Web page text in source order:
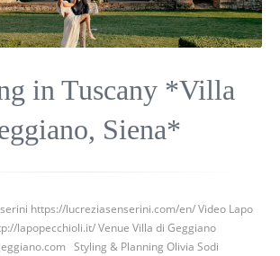
in Tuscany *Villa
Siena*
https://lucreziasenserini.com/en/ Video Lapo
lapopecchioli.it/ Venue Villa di Geggiano
Styling & Planning Olivia Sodi